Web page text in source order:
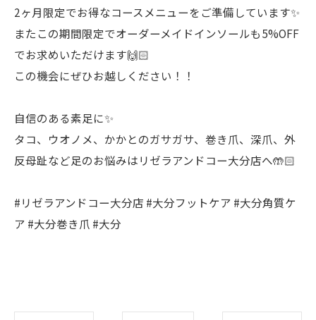
2ヶ月限定でお得なコースメニューをご準備しています✨
またこの期間限定でオーダーメイドインソールも5%OFF
でお求めいただけます🙌🏻
この機会にぜひお越しください！！
自信のある素足に✨
タコ、ウオノメ、かかとのガサガサ、巻き爪、深爪、外
反母趾など足のお悩みはリゼラアンドコー大分店へ🤲🏻
#リゼラアンドコー大分店 #大分フットケア #大分角質ケ
ア #大分巻き爪 #大分